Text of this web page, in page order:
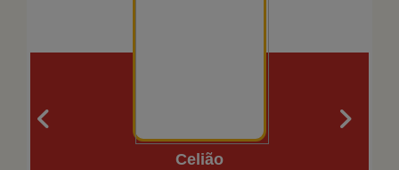
Celião